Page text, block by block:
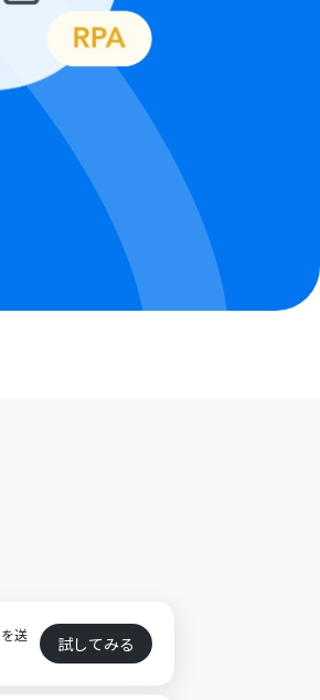
送
試してみる